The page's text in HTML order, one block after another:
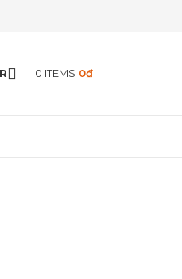
0 ITEMS 0₫